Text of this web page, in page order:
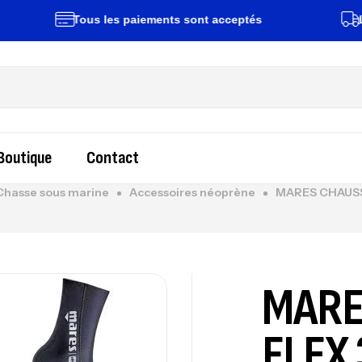
Tous les paiements sont acceptés
Contact
sous marine Accessoires néoprène MARES